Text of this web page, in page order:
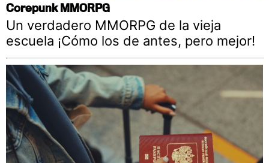
Corepunk MMORPG
Un verdadero MMORPG de la vieja
escuela ¡Cómo los de antes, pero mejor!